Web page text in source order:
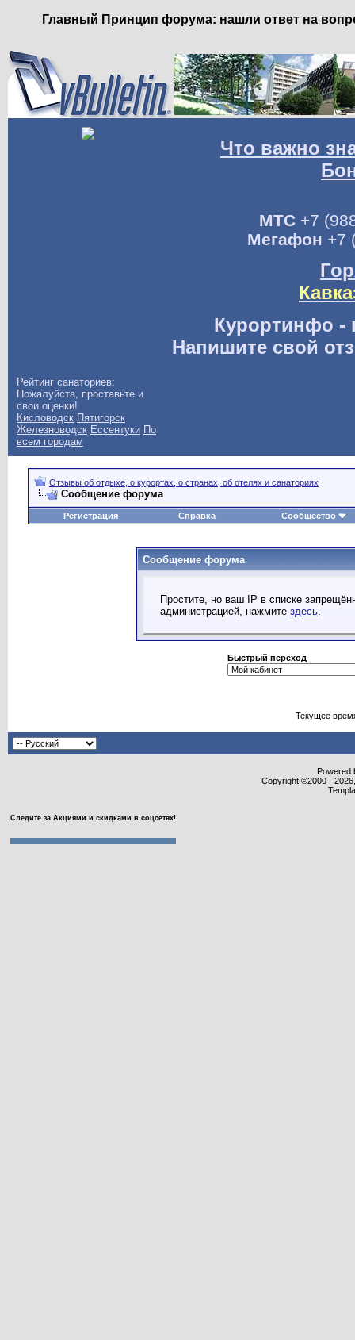
Главный Принцип форума: нашли ответ на
Что важно
МТС+7
Мегафон +7
Курортинфо -
Напишите свой
Рейтинг санаториев:
Пожалуйста, проставьте и
свои оценки!
Кисловодск Пятигорск
Железноводск Ессентуки По
всем городам
Отзывы об отдыхе, о курортах, о странах, об отелях и санаториях
Сообщение форума
Регистрация Справка Сообщество
Сообщение форума
Простите, но ваш IP в списке
администрацией, нажмите здесь.
Быстрый переход
Текущее
Powered
Copyright ©2000 -
Следите за Акциями и скидками в соцсетях!